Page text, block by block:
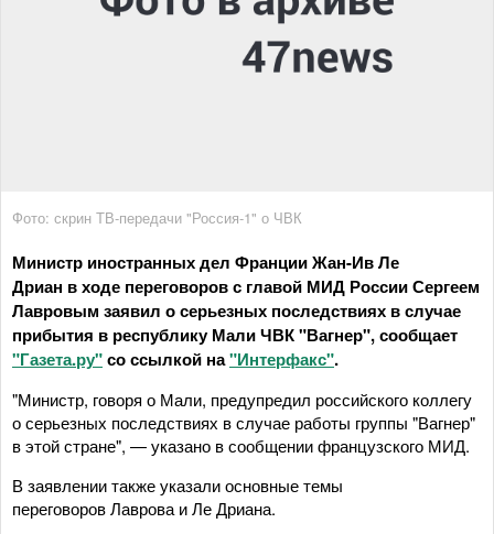
Фото: скрин ТВ-передачи "Россия-1" о ЧВК
Министр иностранных дел Франции Жан-Ив Ле
Дриан в ходе переговоров с главой МИД России Сергеем
Лавровым заявил о серьезных последствиях в случае
прибытия в республику Мали ЧВК "Вагнер", сообщает
"Газета.ру"со ссылкой на"Интерфакс".
"Министр, говоря о Мали, предупредил российского коллегу
о серьезных последствиях в случае работы группы "Вагнер"
в этой стране", — указано в сообщении французского МИД.
В заявлении также указали основные темы
переговоров Лаврова и Ле Дриана.